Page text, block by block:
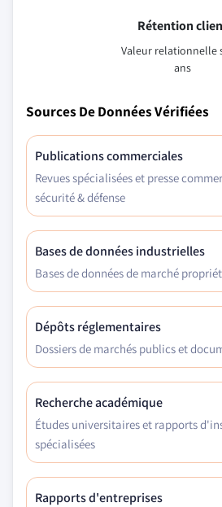
Rétention
Valeur relationnelle
ans
Sources De Données Vérifiées
Publications commerciales
Revues spécialisées et presse
sécurité & défense
Bases de données industrielles
Bases de données de marché
Dépôts réglementaires
Dossiers de marchés publics et
Recherche académique
Études universitaires et rapports
spécialisées
Rapports d'entreprises